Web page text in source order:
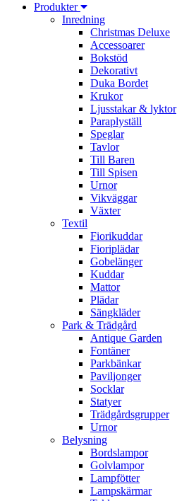
Produkter
Inredning
Christmas Deluxe
Accessoarer
Bokstöd
Dekorativt
Duka Bordet
Krukor
Ljusstakar & lyktor
Paraplyställ
Speglar
Tavlor
Till Baren
Till Spisen
Urnor
Vikväggar
Växter
Textil
Fiorikuddar
Fioriplädar
Gobelänger
Kuddar
Mattor
Plädar
Sängkläder
Park & Trädgård
Antique Garden
Fontäner
Parkbänkar
Paviljonger
Socklar
Statyer
Trädgårdsgrupper
Urnor
Belysning
Bordslampor
Golvlampor
Lampfötter
Lampskärmar